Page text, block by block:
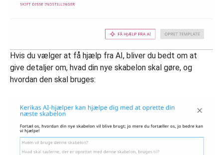
Hvis du vælger at få hjælp fra AI, bliver du bedt om at
give detaljer om, hvad din nye skabelon skal gøre, og
hvordan den skal bruges: